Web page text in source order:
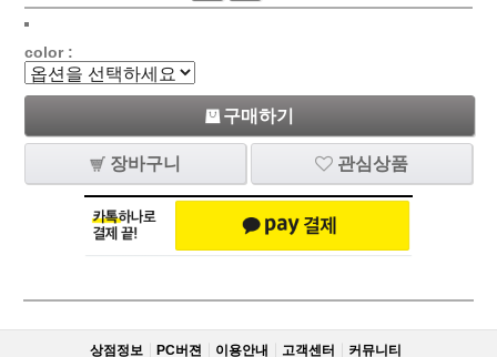
color :
구매하기
장바구니 관심상품
상점정보 PC버젼 이용안내 고객센터 커뮤니티